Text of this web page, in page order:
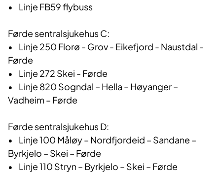
• Linje FB59 flybuss
Førde sentralsjukehus C:
• Linje 250 Florø - Grov - Eikefjord - Naustdal -
Førde
• Linje 272 Skei - Førde
• Linje 820 Sogndal – Hella – Høyanger –
Vadheim – Førde
Førde sentralsjukehus D:
• Linje 100 Måløy – Nordfjordeid – Sandane –
Byrkjelo – Skei – Førde
• Linje 110 Stryn – Byrkjelo – Skei – Førde